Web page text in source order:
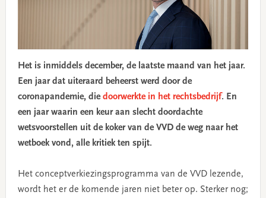
Het is inmiddels december, de laatste maand van het jaar.
Een jaar dat uiteraard beheerst werd door de
coronapandemie, diedoorwerkte in het rechtsbedrijf. En
een jaar waarin een keur aan slecht doordachte
wetsvoorstellen uit de koker van de VVD de weg naar het
wetboek vond, alle kritiek ten spijt.
Het conceptverkiezingsprogramma van de VVD lezende,
wordt het er de komende jaren niet beter op. Sterker nog;